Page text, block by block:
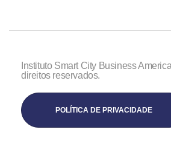
Instituto Smart City Business
direitos reservados.
POLÍTICA DE PRIVACIDADE